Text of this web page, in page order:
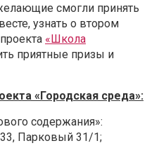
смогли принять
узнать о втором
«Школа
приятные призы и
«Городская среда»:
содержания»:
Парковый 31/1;